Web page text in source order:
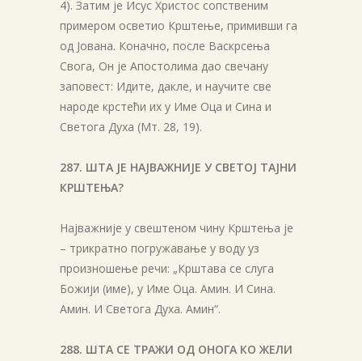
4). Затим је Исус Христос сопственим
примером осветио Крштење, примивши га
од Јована. Коначно, после Васкрсења
Свога, Он је Апостолима дао свечану
заповест: Идите, дакле, и научите све
народе крстећи их у Име Оца и Сина и
Светога Духа (Мт. 28, 19).
287. ШТА ЈЕ НАЈВАЖНИЈЕ У СВЕТОЈ ТАЈНИ
КРШТЕЊА?
Најважније у свештеном чину Крштења је
– трикратно погружавање у воду уз
произношење речи: „Крштава се слуга
Божији (име), у Име Оца. Амин. И Сина.
Амин. И Светога Духа. Амин“.
288. ШТА СЕ ТРАЖИ ОД ОНОГА КО ЖЕЛИ